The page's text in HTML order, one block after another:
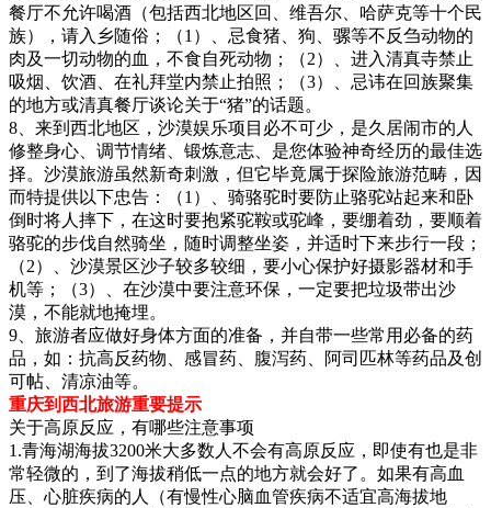
餐厅不允许喝酒（包括西北地区回、维吾尔、哈萨克等十个民
族），请入乡随俗；（1）、忌食猪、狗、骡等不反刍动物的
肉及一切动物的血，不食自死动物；（2）、进入清真寺禁止
吸烟、饮酒、在礼拜堂内禁止拍照；（3）、忌讳在回族聚集
的地方或清真餐厅谈论关于“猪”的话题。
8、来到西北地区，沙漠娱乐项目必不可少，是久居闹市的人
修整身心、调节情绪、锻炼意志、是您体验神奇经历的最佳选
择。沙漠旅游虽然新奇刺激，但它毕竟属于探险旅游范畴，因
而特提供以下忠告：（1）、骑骆驼时要防止骆驼站起来和卧
倒时将人摔下，在这时要抱紧驼鞍或驼峰，要绷着劲，要顺着
骆驼的步伐自然骑坐，随时调整坐姿，并适时下来步行一段；
（2）、沙漠景区沙子较多较细，要小心保护好摄影器材和手
机等；（3）、在沙漠中要注意环保，一定要把垃圾带出沙
漠，不能就地掩埋。
9、旅游者应做好身体方面的准备，并自带一些常用必备的药
品，如：抗高反药物、感冒药、腹泻药、阿司匹林等药品及创
可帖、清凉油等。
重庆到西北旅游重要提示
关于高原反应，有哪些注意事项
1.青海湖海拔3200米大多数人不会有高原反应，即使有也是非
常轻微的，到了海拔稍低一点的地方就会好了。如果有高血
压、心脏疾病的人（有慢性心脑血管疾病不适宜高海拔地